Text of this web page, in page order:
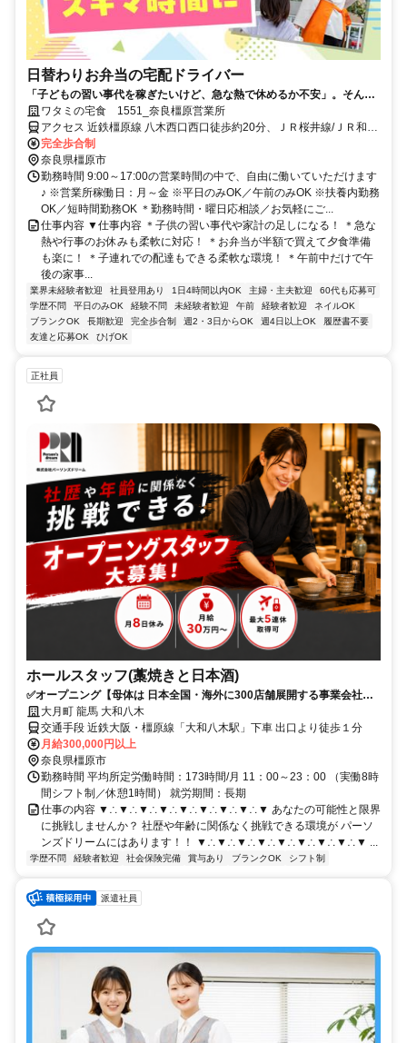
日替わりお弁当の宅配ドライバー
「子どもの習い事代を稼ぎたいけど、急な熱で休めるか不安」。そんな
悩みに寄り添う環境があります。週2～5日の勤務で、午前中のみも可
能。子連れ配達もでき、お弁当半額の社割も魅力です。
ワタミの宅食 1551_奈良橿原営業所
アクセス 近鉄橿原線 八木西口西口徒歩約20分、ＪＲ桜井線/ＪＲ和歌
山線 金橋徒歩約21分、ＪＲ桜井線/ＪＲ和歌山線 畝傍徒歩約24分
完全歩合制
奈良県橿原市
勤務時間 9:00～17:00の営業時間の中で、自由に働いていただけます
♪ ※営業所稼働日：月～金 ※平日のみOK／午前のみOK ※扶養内勤務
OK／短時間勤務OK ＊勤務時間・曜日応相談／お気軽にご...
仕事内容 ▼仕事内容 ＊子供の習い事代や家計の足しになる！ ＊急な
熱や行事のお休みも柔軟に対応！ ＊お弁当が半額で買えて夕食準備
も楽に！ ＊子連れでの配達もできる柔軟な環境！ ＊午前中だけで午
後の家事...
業界未経験者歓迎 社員登用あり 1日4時間以内OK 主婦・主夫歓迎
60代も応募可
学歴不問
平日のみOK 経験不問 未経験者歓迎 午前 経験者歓迎
ネイルOK
ブランクOK
長期歓迎 完全歩合制 週2・3日からOK 週4日以上OK
履歴書不要
友達と応募OK
ひげOK
正社員
ホールスタッフ(藁焼きと日本酒)
✅️オープニング【母体は 日本全国・海外に300店舗展開する事業会社】
✅️あなたの可能性と限界に挑戦しませんか？
大月町 龍馬 大和八木
交通手段 近鉄大阪・橿原線「大和八木駅」下車 出口より徒歩１分
月給300,000円以上
奈良県橿原市
勤務時間 平均所定労働時間：173時間/月 11：00～23：00 （実働8時
間シフト制／休憩1時間） 就労期間：長期
仕事の内容 ▼∴▼∴▼∴▼∴▼∴▼∴▼∴▼∴▼ あなたの可能性と限界
に挑戦しませんか？ 社歴や年齢に関係なく挑戦できる環境が パーソ
ンズドリームにはあります！！ ▼∴▼∴▼∴▼∴▼∴▼∴▼∴▼∴▼ ...
学歴不問 経験者歓迎 社会保険完備 賞与あり ブランクOK シフト制
派遣社員